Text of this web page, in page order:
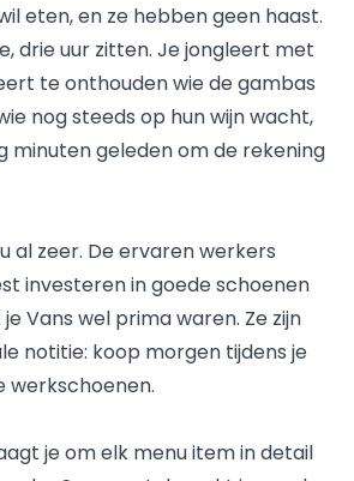
eten, en ze hebben geen haast.
drie uur zitten. Je jongleert met
te onthouden wie de gambas
nog steeds op hun wijn wacht,
minuten geleden om de rekening
al zeer. De ervaren werkers
investeren in goede schoenen
Vans wel prima waren. Ze zijn
notitie: koop morgen tijdens je
werkschoenen.
je om elk menu item in detail